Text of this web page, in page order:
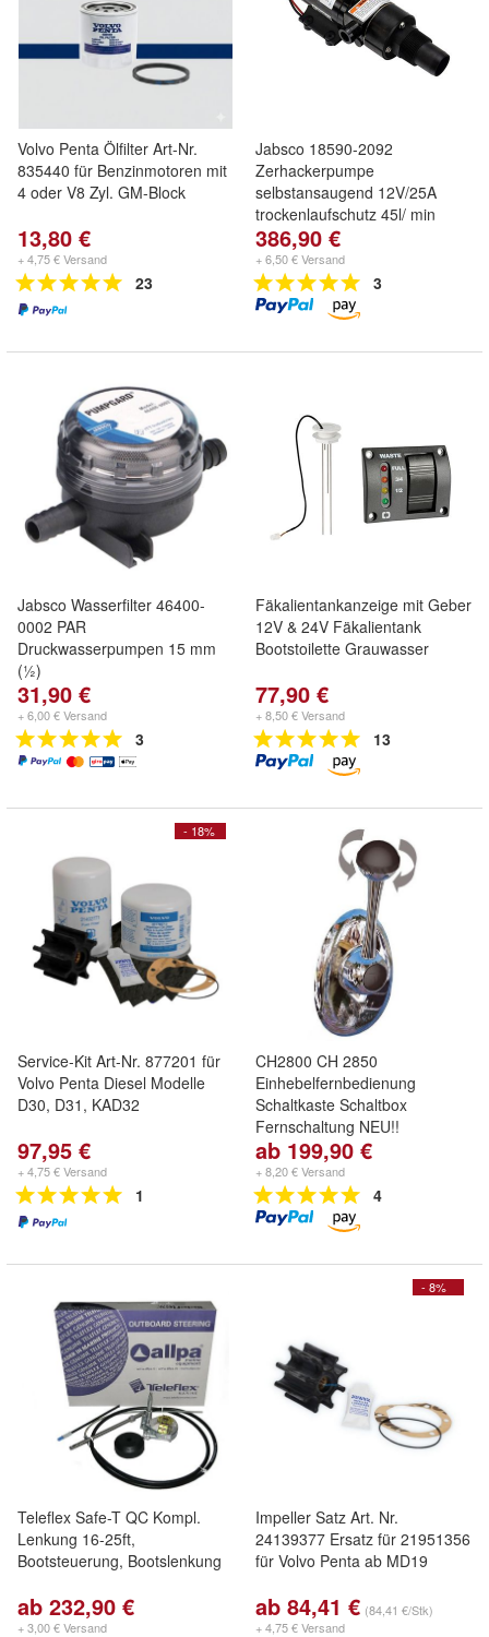
Volvo Penta Ölfilter Art-Nr.
835440 für Benzinmotoren mit
4 oder V8 Zyl. GM-Block
13,80 €
+ 4,75 € Versand
23
Jabsco 18590-2092
Zerhackerpumpe
selbstansaugend 12V/25A
trockenlaufschutz 45l/ min
386,90 €
+ 6,50 € Versand
3
Jabsco Wasserfilter 46400-
0002 PAR
Druckwasserpumpen 15 mm
(½)
31,90 €
+ 6,00 € Versand
3
Fäkalientankanzeige mit Geber
12V & 24V Fäkalientank
Bootstoilette Grauwasser
77,90 €
+ 8,50 € Versand
13
- 18%
Service-Kit Art-Nr. 877201 für
Volvo Penta Diesel Modelle
D30, D31, KAD32
97,95 €
+ 4,75 € Versand
1
CH2800 CH 2850
Einhebelfernbedienung
Schaltkaste Schaltbox
Fernschaltung NEU!!
ab 199,90 €
+ 8,20 € Versand
4
Teleflex Safe-T QC Kompl.
Lenkung 16-25ft,
Bootsteuerung, Bootslenkung
ab 232,90 €
+ 3,00 € Versand
- 8%
Impeller Satz Art. Nr.
24139377 Ersatz für 21951356
für Volvo Penta ab MD19
ab 84,41 € (84,41 €/Stk)
+ 4,75 € Versand